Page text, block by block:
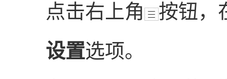
点击右上角
按钮，
设置选项。